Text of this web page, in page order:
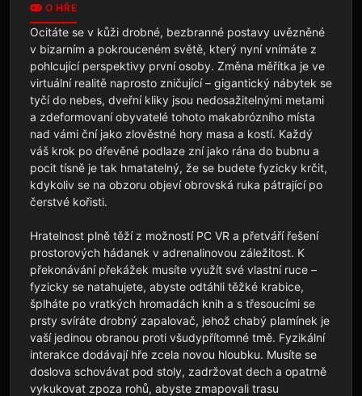
O HŘE
Ocitáte se v kůži drobné, bezbranné postavy uvězněné
v bizarním a pokrouceném světě, který nyní vnímáte z
pohlcující perspektivy první osoby. Změna měřítka je ve
virtuální realitě naprosto zničující – gigantický nábytek se
tyčí do nebes, dveřní kliky jsou nedosažitelnými metami
a zdeformovaní obyvatelé tohoto makabrózního místa
nad vámi ční jako zlověstné hory masa a kostí. Každý
váš krok po dřevěné podlaze zní jako rána do bubnu a
pocit tísně je tak hmatatelný, že se budete fyzicky krčit,
kdykoliv se na obzoru objeví obrovská ruka pátrající po
čerstvé kořisti.
Hratelnost plně těží z možností PC VR a přetváří řešení
prostorových hádanek v adrenalinovou záležitost. K
překonávání překážek musíte využít své vlastní ruce –
fyzicky se natahujete, abyste odtáhli těžké krabice,
šplháte po vratkých hromadách knih a s třesoucími se
prsty svíráte drobný zapalovač, jehož chabý plamínek je
vaší jedinou obranou proti všudypřítomné tmě. Fyzikální
interakce dodávají hře zcela novou hloubku. Musíte se
doslova schovávat pod stoly, zadržovat dech a opatrně
vykukovat zpoza rohů, abyste zmapovali trasu